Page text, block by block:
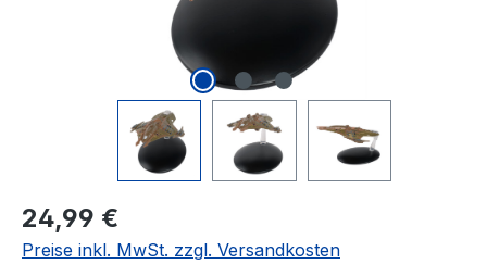
Regulärer Preis:
24,99 €
Preise inkl. MwSt. zzgl. Versandkosten